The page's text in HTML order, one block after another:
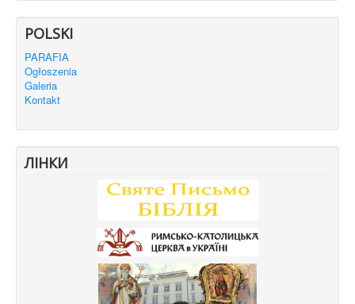
POLSKI
PARAFIA
Ogłoszenia
Galeria
Kontakt
ЛІНКИ